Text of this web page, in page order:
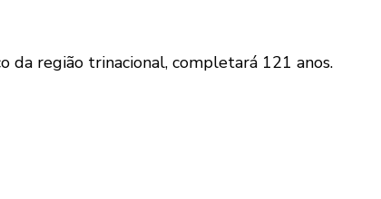
da região trinacional, completará 121 anos.